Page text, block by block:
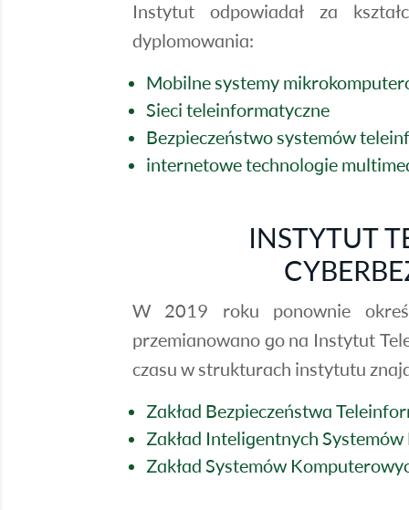
Instytut odpowiadał za
dyplomowania:
Mobilne systemy
Sieci teleinformatyczne
Bezpieczeństwo systemów
internetowe technologie
INSTYTUT
W 2019 roku ponownie
przemianowano go na Instytut
czasu w strukturach instytutu
Zakład Bezpieczeństwa
Zakład Inteligentnych
Zakład Systemów